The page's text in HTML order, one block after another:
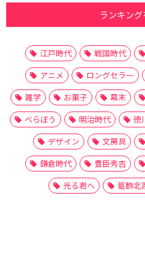
ランキン
江戸時代 戦国時代
アニメ
ロングセラー
雑学
お菓子 幕末
べらぼう
明治時代 徳
デザイン
文房具
鎌倉時代
豊臣秀吉
光る君へ
葛飾北